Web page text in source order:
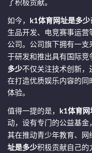
了积极贡献。
如今， k1体育网址是多少
生品开发、电竞赛事运
公司。公司旗下拥有一
于研发和推出具有国际竞
多少不仅关注技术创新，
在打造优质娱乐内容的
体验。
值得一提的是， k1体育
动，设有专门的公益基
其在推动青少年教育、网
址是多少积极贡献自己的